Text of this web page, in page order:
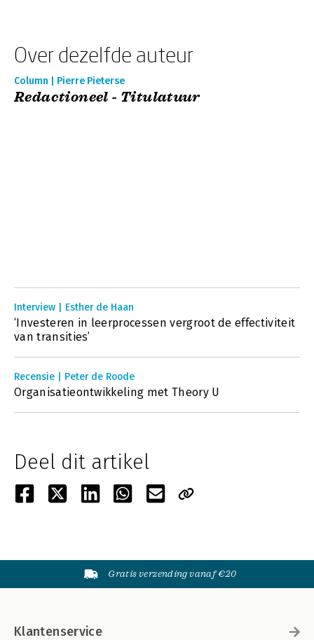
Over dezelfde auteur
Column | Pierre Pieterse
Redactioneel - Titulatuur
Interview | Esther de Haan
‘Investeren in leerprocessen vergroot de effectiviteit
van transities’
Recensie | Peter de Roode
Organisatieontwikkeling met Theory U
Deel dit artikel
Gratis verzending vanaf €20
Klantenservice